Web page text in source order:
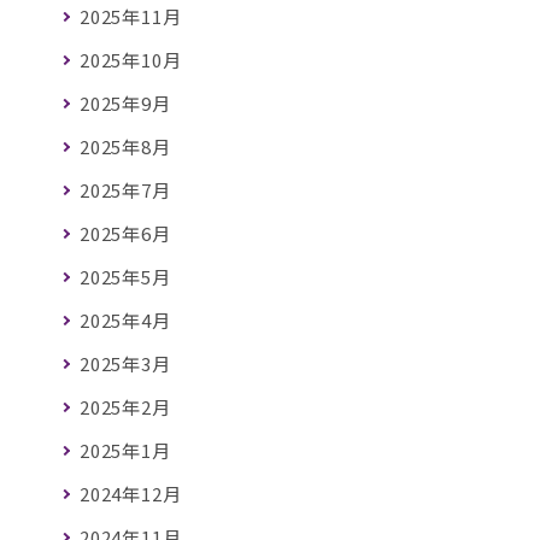
2025年11月
2025年10月
2025年9月
2025年8月
2025年7月
2025年6月
2025年5月
2025年4月
2025年3月
2025年2月
2025年1月
2024年12月